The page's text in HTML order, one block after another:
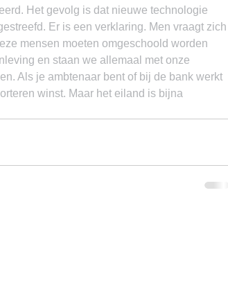
Het gevolg is dat nieuwe technologie
Er is een verklaring. Men vraagt zich
mensen moeten omgeschoold worden
en staan we allemaal met onze
Als je ambtenaar bent of bij de bank werkt
winst. Maar het eiland is bijna